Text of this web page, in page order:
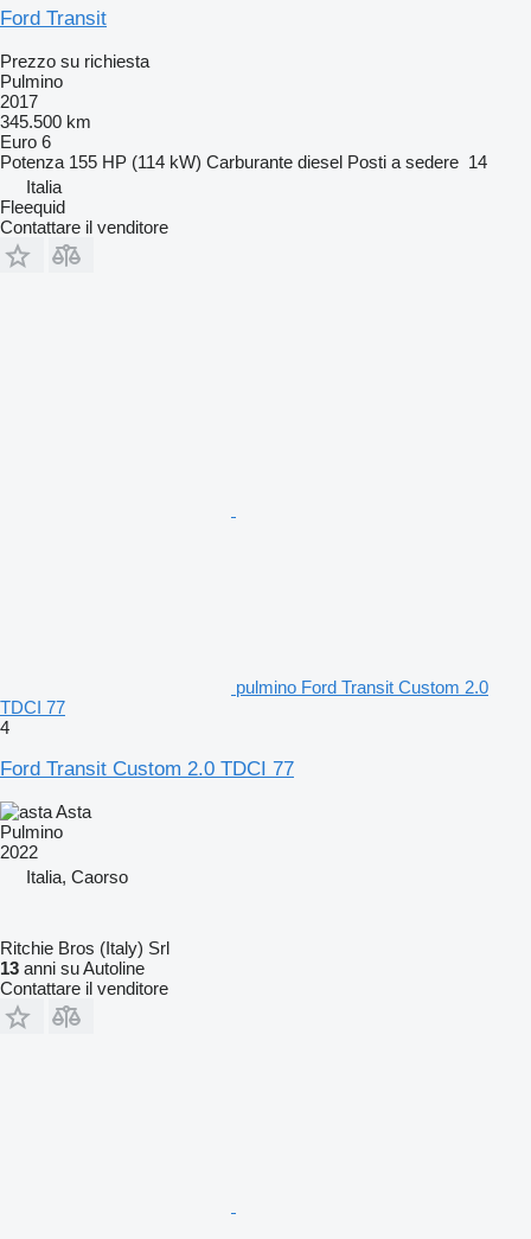
Ford Transit
Prezzo su richiesta
Pulmino
2017
345.500 km
Euro 6
Potenza 155 HP (114 kW) Carburante diesel Posti a sedere 14
Italia
Fleequid
Contattare il venditore
pulmino Ford Transit Custom 2.0
TDCI 77
4
Ford Transit Custom 2.0 TDCI 77
Asta
Pulmino
2022
Italia, Caorso
Ritchie Bros (Italy) Srl
13 anni su Autoline
Contattare il venditore